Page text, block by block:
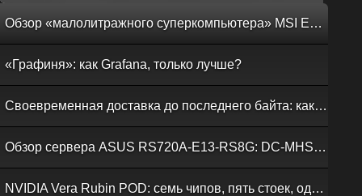
Обзор «малолитражного суперкомпьютера» MSI EdgeXpert MS-C931
«Графиня»: как Grafana, только лучше?
Своевременная доставка до последнего байта: как российская сеть Curator CDN совмещает скорость, безопасность и гибкость управления
Обзор сервера ASUS RS720A-E13-RS8G: DC-MHS во всей красе
NVIDIA Vera Rubin POD: семь чипов, пять стоек, один ИИ-суперкомпьютер